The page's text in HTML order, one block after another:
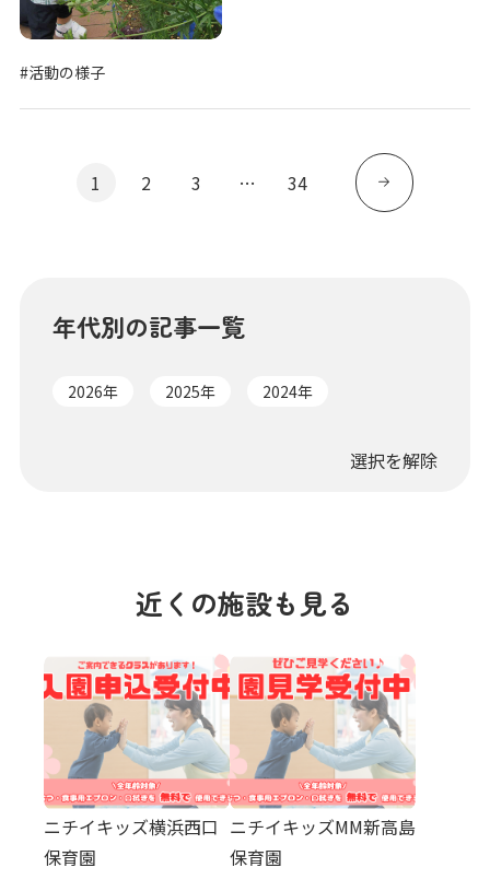
#活動の様子
1 2 3 … 34
年代別の記事一覧
2026年 2025年 2024年
選択を解除
近くの施設も見る
ニチイキッズ横浜西口
保育園
ニチイキッズMM新高島
保育園